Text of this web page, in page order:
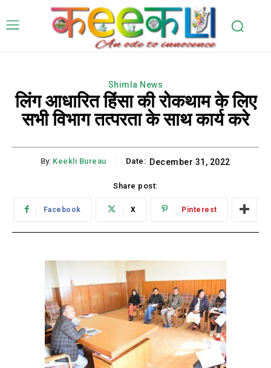
Shimla News
लिंग आधारित हिंसा की रोकथाम के लिए
सभी विभाग तत्परता के साथ कार्य करे
By: Keekli Bureau Date: December 31, 2022
Share post:
Facebook X Pinterest